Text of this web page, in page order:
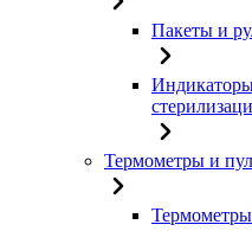
Пакеты и
Термометры и